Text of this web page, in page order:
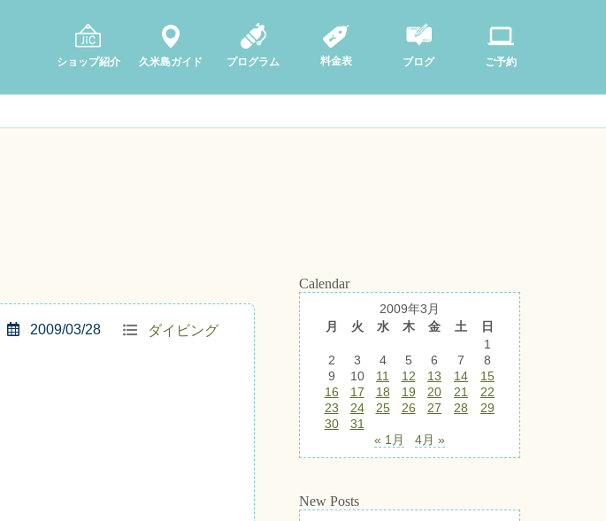
ショップ紹介 久米島ガイド プログラム 料金表 ブログ ご予約
ダイビング
2009/03/28
Calendar
2009年3月
月
火 水 木 金 土
日
1
2
3 4 5 6 7
8
9
10 11 12 13 14
15
16
17 18 19 20 21
22
23
24 25 26 27 28
29
30
31
« 1月
4月 »
New Posts